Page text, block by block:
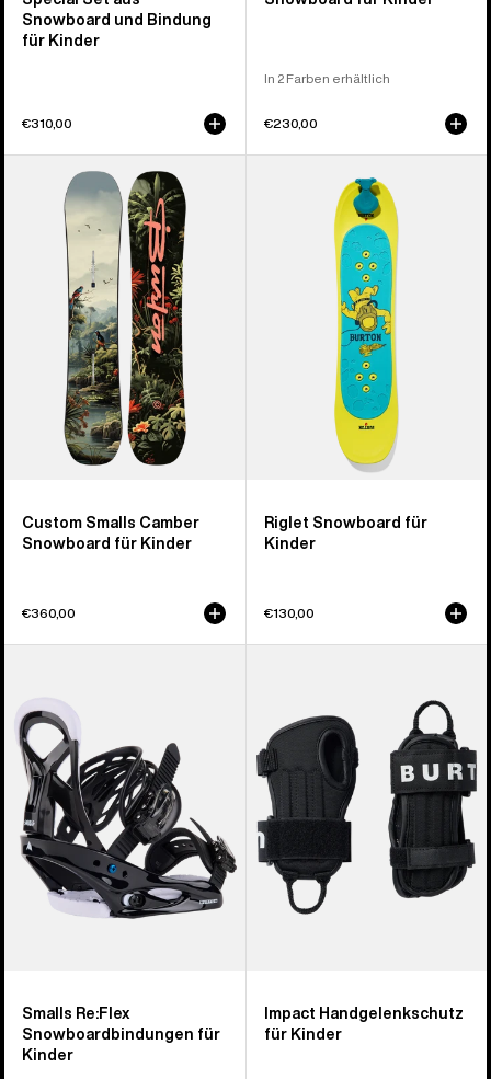
Snowboard und Bindung
für Kinder
€310,00
In 2 Farben erhältlich
€230,00
Custom
Camber
Snowboard
Custom Smalls Camber
Snowboard für Kinder
€360,00
Snowboard
Riglet Snowboard für
Kinder
€130,00
Re:Flex
Snowboardbindung
für
Kinder
Smalls Re:Flex
Snowboardbindungen für
Kinder
Handgelenkschutz
für
Kinder
Impact Handgelenkschutz
für Kinder